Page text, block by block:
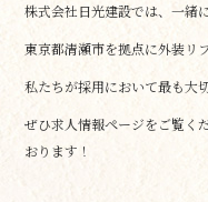
株式会社日光建設では、一緒
東京都清瀬市を拠点に外装リ
私たちが採用において最も大
ぜひ求人情報ページをご覧く
おります！